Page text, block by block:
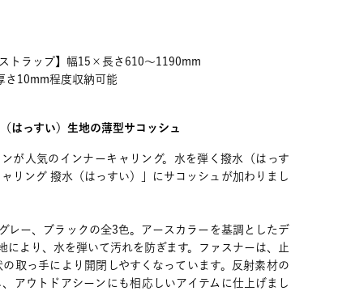
トラップ】幅15×長さ610～1190mm
10mm程度収納可能
はっすい）生地の薄型サコッシュ
が人気のインナーキャリング。水を弾く撥水（はっす
リング 撥水（はっすい）」にサコッシュが加わりまし
レー、ブラックの全3色。アースカラーを基調としたデ
により、水を弾いて汚れを防ぎます。ファスナーは、止
取っ手により開閉しやすくなっています。反射素材の
アウトドアシーンにも相応しいアイテムに仕上げまし